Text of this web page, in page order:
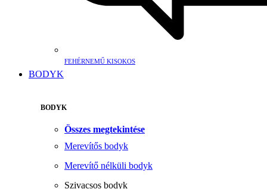
FEHÉRNEMŰ KISOKOS
BODYK
BODYK
Összes megtekintése
Merevítős bodyk
Merevítő nélküli bodyk
Szivacsos bodyk